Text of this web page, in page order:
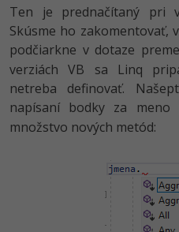
Ten je prednačítaný pri
Skúsme ho zakomentovať,
podčiarkne v dotaze
verziách VB sa Linq
netreba definovať.
napísaní bodky za meno
množstvo nových metód: